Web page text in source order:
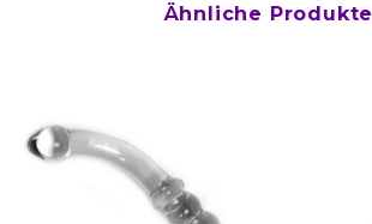
Ähnliche Produkte